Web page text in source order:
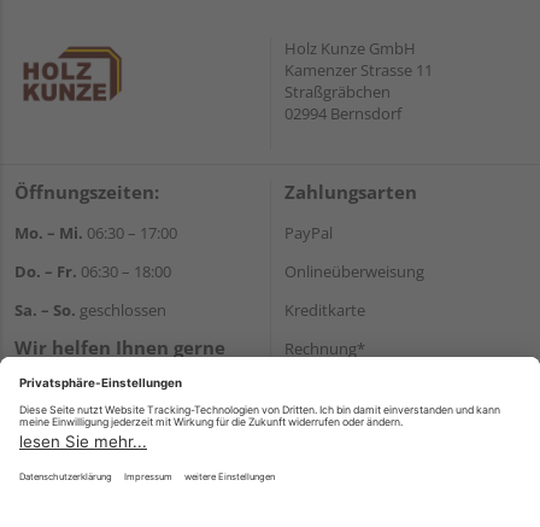
Holz Kunze GmbH
Kamenzer Strasse 11
Straßgräbchen
02994 Bernsdorf
Öffnungszeiten:
Mo. – Mi. 06:30 – 17:00
Do. – Fr. 06:30 – 18:00
Sa. – So. geschlossen
Wir helfen Ihnen gerne
weiter
+49 35723 23123
E-Mail:info@holz-kunze.de
Zahlungsarten
PayPal
Onlineüberweisung
Kreditkarte
Rechnung*
Versand